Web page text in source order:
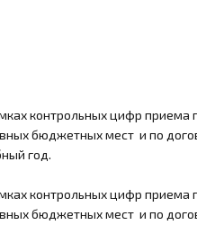
контрольных цифр приема
бюджетных мест и по
год.
контрольных цифр приема
бюджетных мест и по